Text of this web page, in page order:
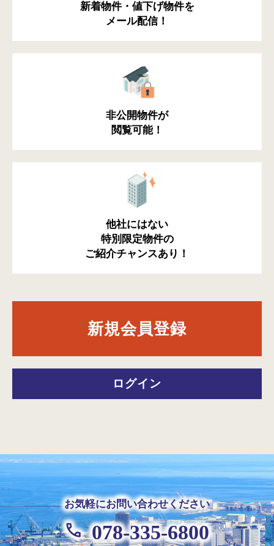
新着物件・値下げ物件を
メール配信！
非公開物件が
閲覧可能！
他社にはない
特別限定物件の
ご紹介チャンスあり！
新規会員登録
ログイン
お気軽にお問い合わせください
078-335-6800